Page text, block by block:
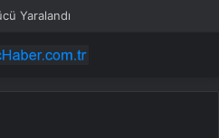
Kamyonetin Üzerine Devrildi